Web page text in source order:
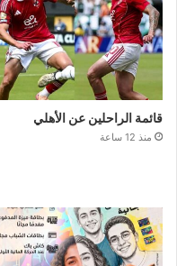
قائمة الراحلين عن الأهلي
منذ 12 ساعة